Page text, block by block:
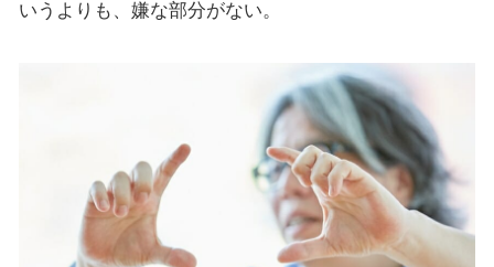
いうよりも、嫌な部分がない。